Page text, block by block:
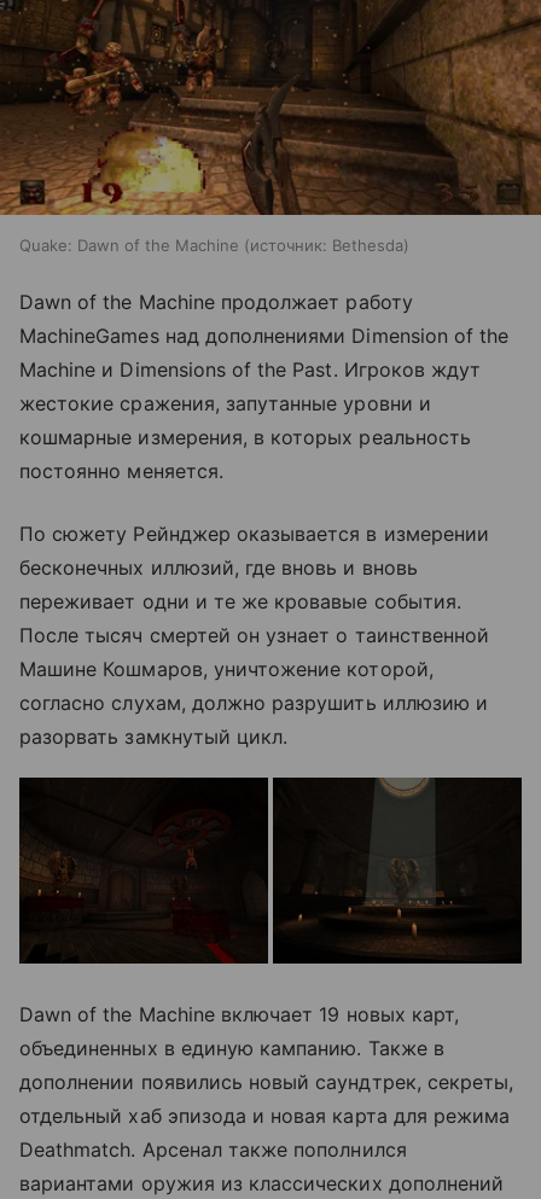
Quake: Dawn of the Machine источник: Bethesda
Dawn of the Machine продолжает работу
MachineGames над дополнениями Dimension of the
Machine и Dimensions of the Past. Игроков ждут
жестокие сражения, запутанные уровни и
кошмарные измерения, в которых реальность
постоянно меняется.
По сюжету Рейнджер оказывается в измерении
бесконечных иллюзий, где вновь и вновь
переживает одни и те же кровавые события.
После тысяч смертей он узнает о таинственной
Машине Кошмаров, уничтожение которой,
согласно слухам, должно разрушить иллюзию и
разорвать замкнутый цикл.
Dawn of the Machine включает 19 новых карт,
объединенных в единую кампанию. Также в
дополнении появились новый саундтрек, секреты,
отдельный хаб эпизода и новая карта для режима
Deathmatch. Арсенал также пополнился
вариантами оружия из классических дополнений